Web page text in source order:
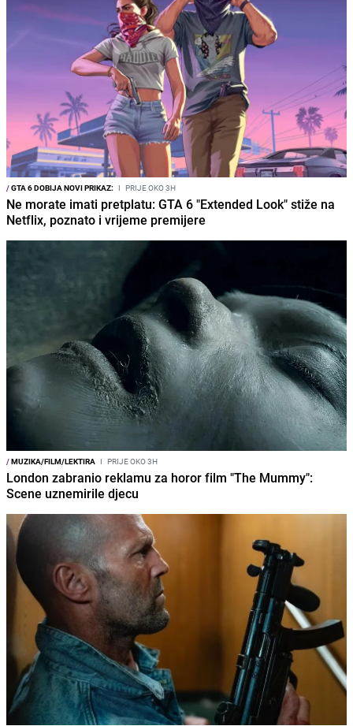
/GTA 6 DOBIJA NOVI PRIKAZ: I PRIJE OKO 3H
Ne morate imati pretplatu: GTA 6 "Extended Look" stiže na
Netflix, poznato i vrijeme premijere
/MUZIKA/FILM/LEKTIRA I PRIJE OKO 3H
London zabranio reklamu za horor film "The Mummy":
Scene uznemirile djecu